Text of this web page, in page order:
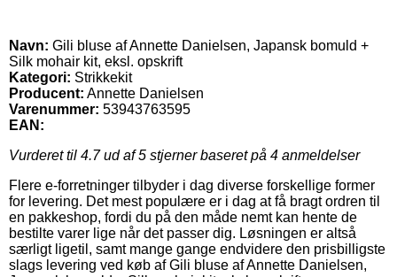
Navn: Gili bluse af Annette Danielsen, Japansk bomuld +
Silk mohair kit, eksl. opskrift
Kategori: Strikkekit
Producent: Annette Danielsen
Varenummer: 53943763595
EAN:
Vurderet til 4.7ud af 5 stjerner baseret på 4 anmeldelser
Flere e-forretninger tilbyder i dag diverse forskellige former
for levering. Det mest populære er i dag at få bragt ordren til
en pakkeshop, fordi du på den måde nemt kan hente de
bestilte varer lige når det passer dig. Løsningen er altså
særligt ligetil, samt mange gange endvidere den prisbilligste
slags levering ved køb af Gili bluse af Annette Danielsen,